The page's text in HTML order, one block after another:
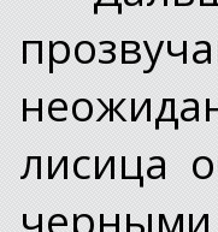
лисица
черными